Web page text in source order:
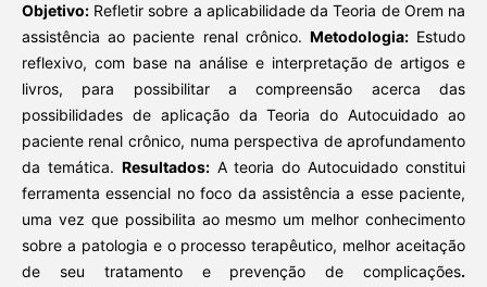
Objetivo:Refletir sobre a aplicabilidade da Teoria de Orem na
assistência ao paciente renal crônico. Metodologia:Estudo
reflexivo, com base na análise e interpretação de artigos e
livros, para possibilitar a compreensão acerca das
possibilidades de aplicação da Teoria do Autocuidado ao
paciente renal crônico, numa perspectiva de aprofundamento
da temática. Resultados:A teoria do Autocuidado constitui
ferramenta essencial no foco da assistência a esse paciente,
uma vez que possibilita ao mesmo um melhor conhecimento
sobre a patologia e o processo terapêutico, melhor aceitação
de seu tratamento e prevenção de complicações.